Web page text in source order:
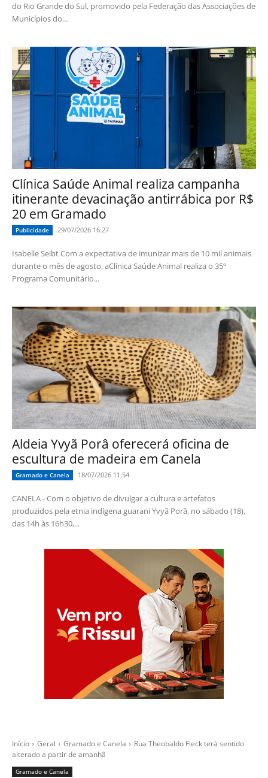
do Rio Grande do Sul, promovido pela Federação das Associações de
Municípios do...
Clínica Saúde Animal realiza campanha
itinerante devacinação antirrábica por R$
20 em Gramado
Publicidade 29/07/2026 16:27
Isabelle Seibt Com a expectativa de imunizar mais de 10 mil animais
durante o mês de agosto, aClínica Saúde Animal realiza o 35º
Programa Comunitário...
Aldeia Yvyã Porâ oferecerá oficina de
escultura de madeira em Canela
Gramado e Canela 18/07/2026 11:54
CANELA - Com o objetivo de divulgar a cultura e artefatos
produzidos pela etnia indígena guarani Yvyã Porâ, no sábado (18),
das 14h às 16h30,...